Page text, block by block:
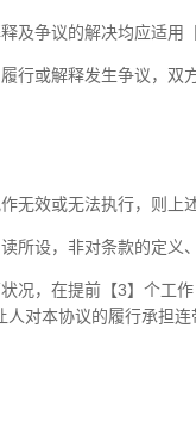
及争议的解决均应适用
行或解释发生争议，双
无效或无法执行，则上
所设，非对条款的定义
况，在提前【3】个工
对本协议的履行承担连